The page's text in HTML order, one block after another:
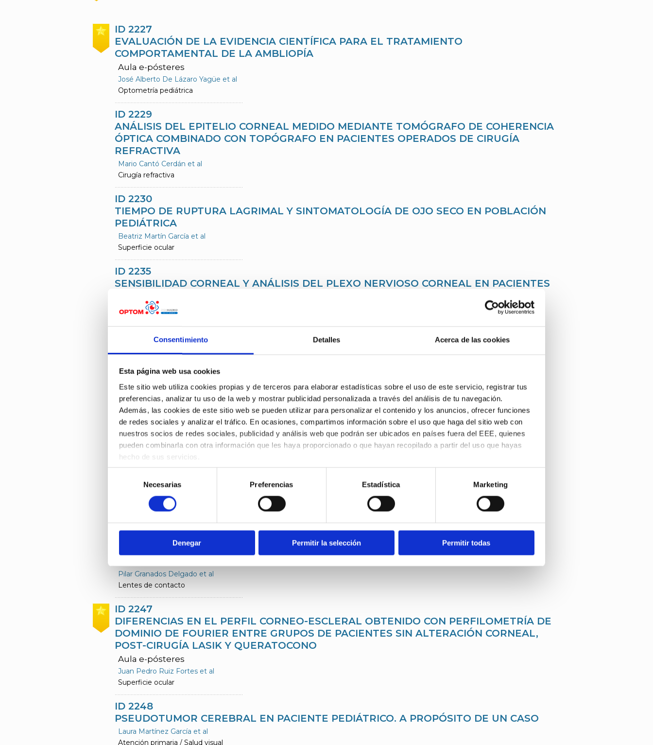
Consentimiento Detalles Acerca de las cookies
Esta página web usa cookies
Este sitio web utiliza cookies propias y de terceros para elaborar estadísticas sobre el uso de este servicio, registrar tus
preferencias, analizar tu uso de la web y mostrar publicidad personalizada a través del análisis de tu navegación.
Además, las cookies de este sitio web se pueden utilizar para personalizar el contenido y los anuncios, ofrecer funciones
de redes sociales y analizar el tráfico. En ocasiones, compartimos información sobre el uso que haga del sitio web con
nuestros socios de redes sociales, publicidad y análisis web que podrán ser ubicados en países fuera del EEE, quienes
pueden combinarla con otra información que les haya proporcionado o que hayan recopilado a partir del uso que hayas
hecho de sus servicios.
Puedes aceptar todas las cookies, configurar o rechazar su uso indicando a continuación tus preferencias. Puedes
obtener más información sobre el uso de cookies y tus derechos en nuestra Política de Cookies
consentimiento
Necesarias Preferencias Estadística Marketing
Denegar Permitir la selección Permitir todas
ID 2227
EVALUACIÓN DE LA EVIDENCIA CIENTÍFICA PARA EL TRATAMIENTO
COMPORTAMENTAL DE LA AMBLIOPÍA
Aula e-pósteres
José Alberto De Lázaro Yagüe et al
Optometría pediátrica
ID 2229
ANÁLISIS DEL EPITELIO CORNEAL MEDIDO MEDIANTE TOMÓGRAFO DE COHERENCIA
ÓPTICA COMBINADO CON TOPÓGRAFO EN PACIENTES OPERADOS DE CIRUGÍA
REFRACTIVA
Mario Cantó Cerdán et al
Cirugía refractiva
ID 2230
TIEMPO DE RUPTURA LAGRIMAL Y SINTOMATOLOGÍA DE OJO SECO EN POBLACIÓN
PEDIÁTRICA
Beatriz Martín García et al
Superficie ocular
ID 2235
SENSIBILIDAD CORNEAL Y ANÁLISIS DEL PLEXO NERVIOSO CORNEAL EN PACIENTES
Pilar Cañadas Suárez et al
MACULOPATÍA SOLAR ASOCIADA A UN TRATAMIENTO PSEUDOCIENTÍFICO
Arantxa Gómez Hurtado Cubillana et al
ID 2241
ASTIGMATISMO CORNEAL Y SUS COMPONENTES EN PACIENTES MIOPES
Noelia Martínez Albert et al
Refracción / Tecnología para el diagnóstico optométrico
ID 2244
MIOPES
António Queirós Pereira et al
Lentes de contacto
ADAPTACIÓN DE LENTES ESCLERALES EN QUERATOCONO BILATERAL TRAS
Pilar Granados Delgado et al
Lentes de contacto
ID 2247
DIFERENCIAS EN EL PERFIL CORNEO-ESCLERAL OBTENIDO CON PERFILOMETRÍA DE
DOMINIO DE FOURIER ENTRE GRUPOS DE PACIENTES SIN ALTERACIÓN CORNEAL,
POST-CIRUGÍA LASIK Y QUERATOCONO
Aula e-pósteres
Juan Pedro Ruiz Fortes et al
Superficie ocular
ID 2248
PSEUDOTUMOR CEREBRAL EN PACIENTE PEDIÁTRICO. A PROPÓSITO DE UN CASO
Laura Martínez García et al
Atención primaria / Salud visual